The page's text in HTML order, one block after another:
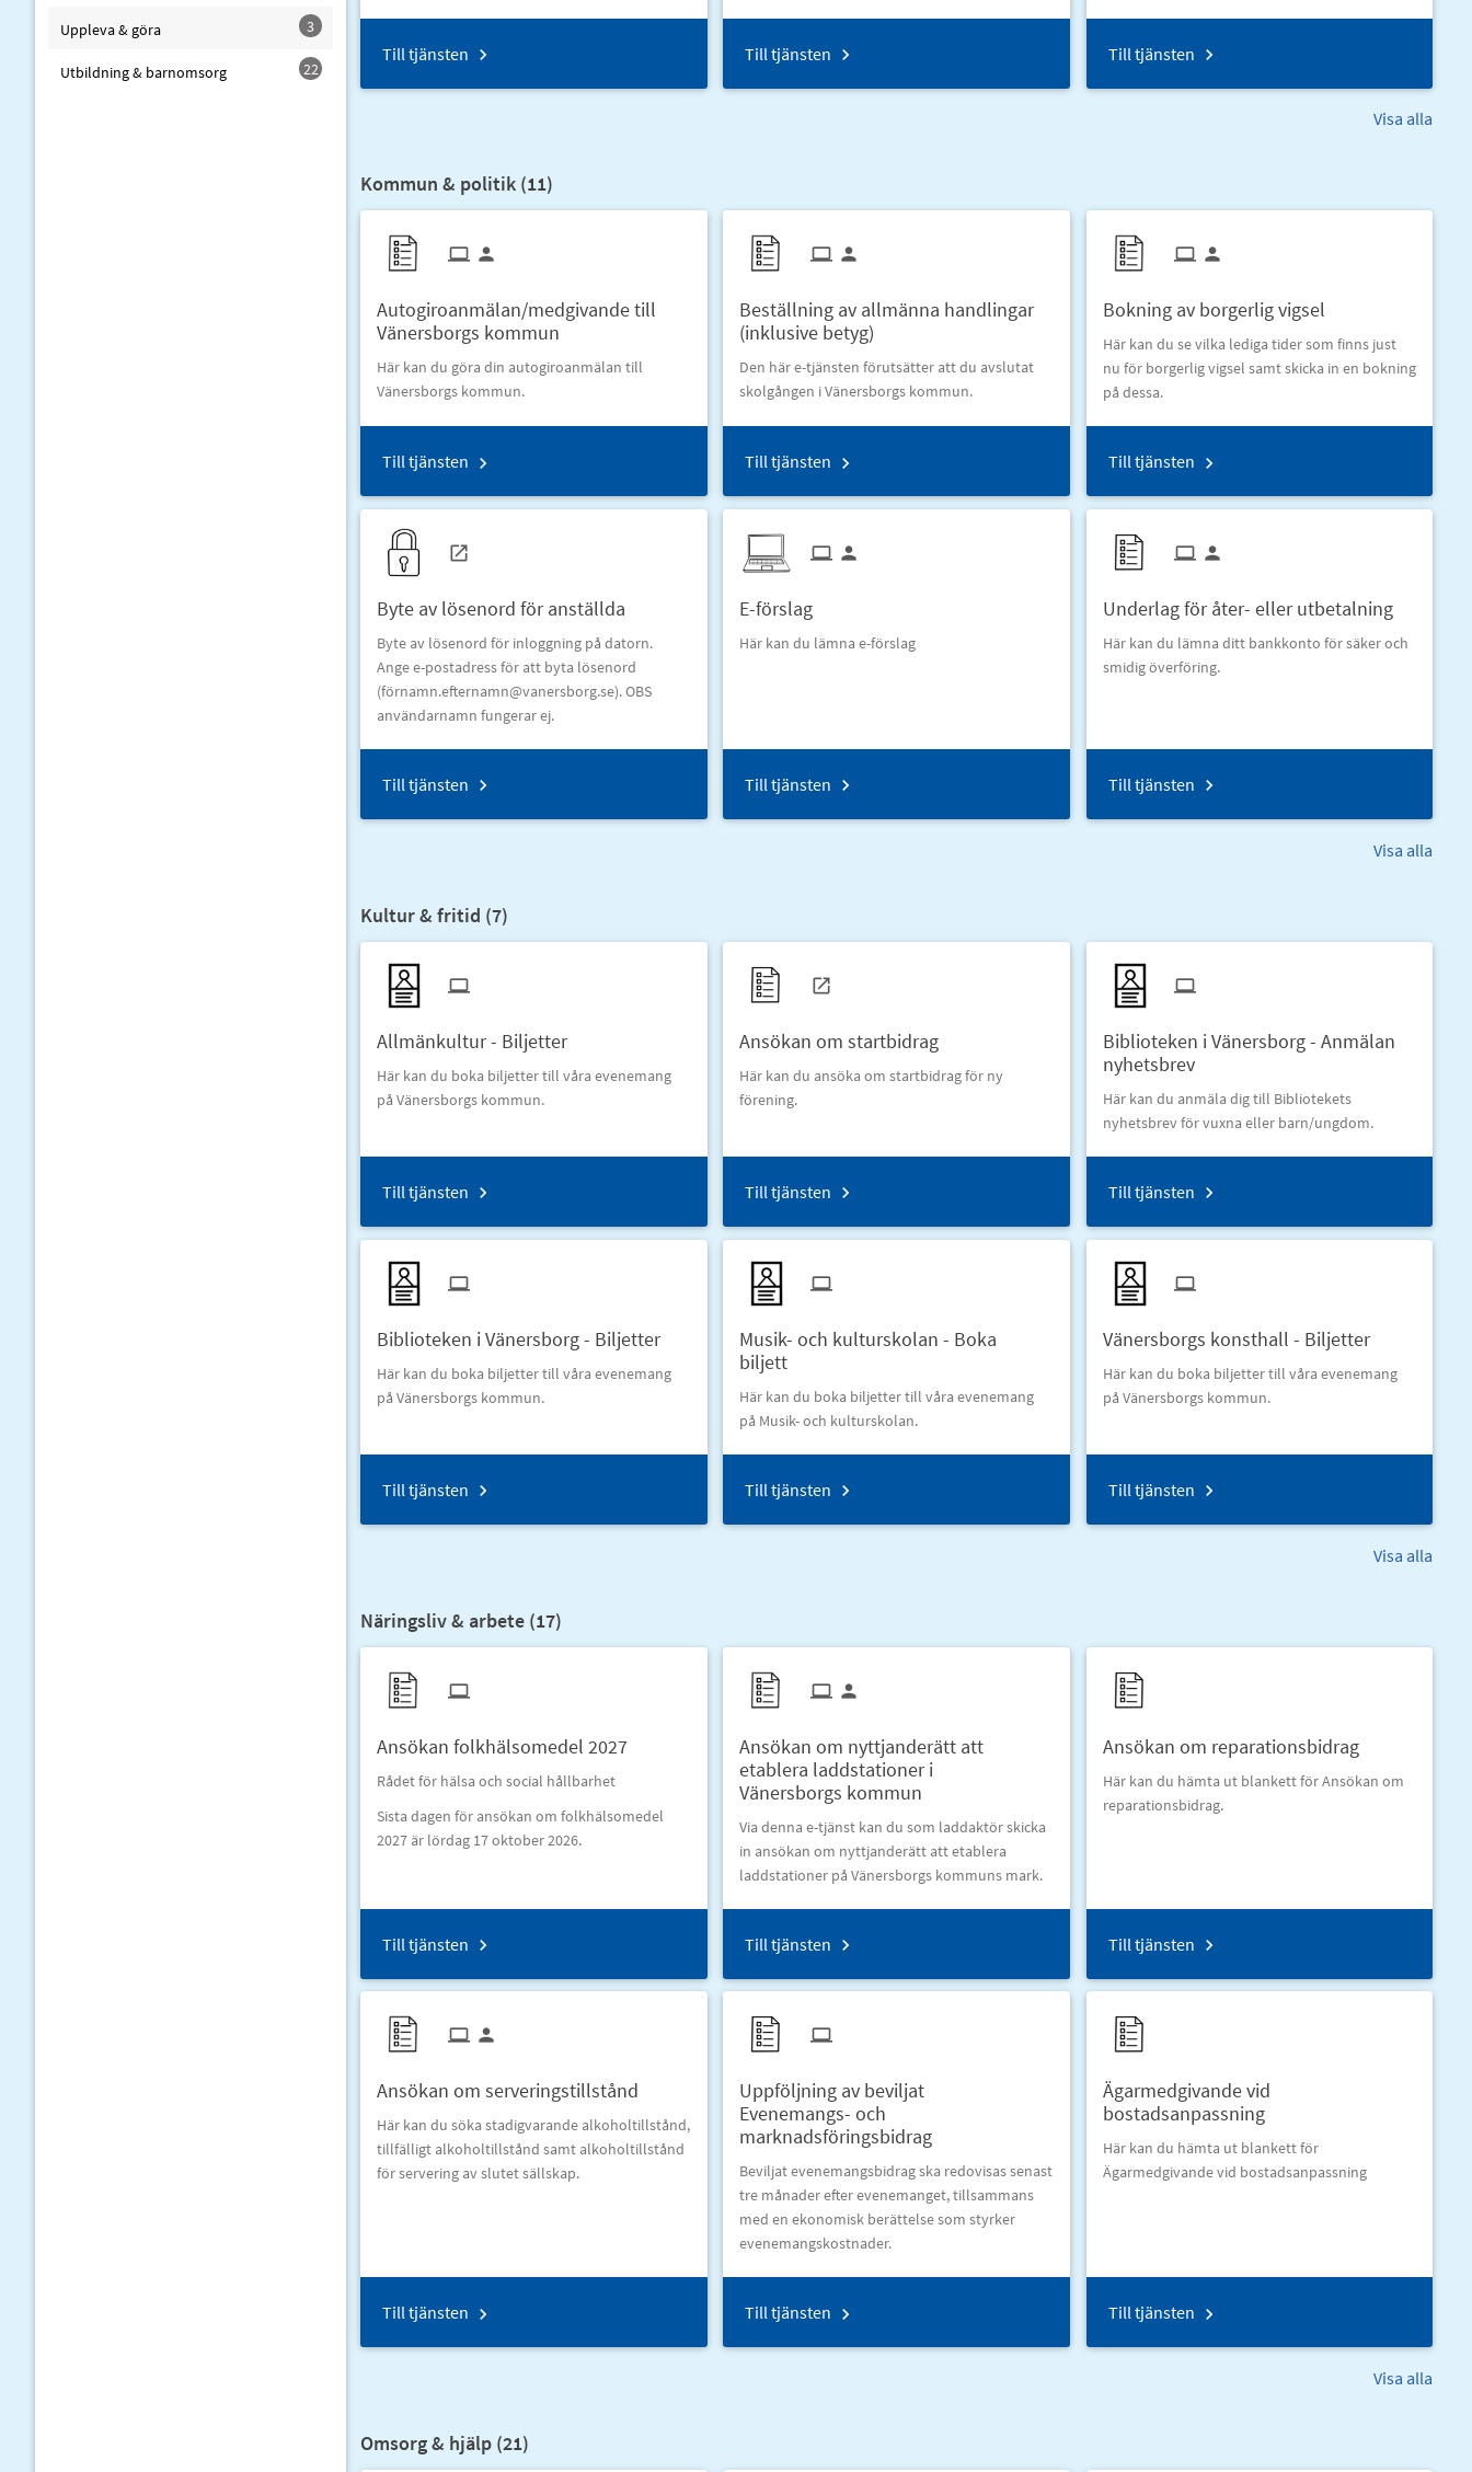
Uppleva & göra 3
Utbildning & barnomsorg 22
Till tjänsten Till tjänsten Till tjänsten
Visa alla
Kommun & politik (11)
Autogiroanmälan/medgivande till
Vänersborgs kommun
Här kan du göra din autogiroanmälan till
Vänersborgs kommun.
Till tjänsten
Beställning av allmänna handlingar
(inklusive betyg)
Den här e-tjänsten förutsätter att du avslutat
skolgången i Vänersborgs kommun.
Till tjänsten
Bokning av borgerlig vigsel
Här kan du se vilka lediga tider som finns just
nu för borgerlig vigsel samt skicka in en bokning
på dessa.
Till tjänsten
Byte av lösenord för anställda
Byte av lösenord för inloggning på datorn.
Ange e-postadress för att byta lösenord
(förnamn.efternamn@vanersborg.se). OBS
användarnamn fungerar ej.
Till tjänsten
E-förslag
Här kan du lämna e-förslag
Till tjänsten
Underlag för åter- eller utbetalning
Här kan du lämna ditt bankkonto för säker och
smidig överföring.
Till tjänsten
Visa alla
Kultur & fritid (7)
Allmänkultur - Biljetter
Här kan du boka biljetter till våra evenemang
på Vänersborgs kommun.
Till tjänsten
Ansökan om startbidrag
Här kan du ansöka om startbidrag för ny
förening.
Till tjänsten
Biblioteken i Vänersborg - Anmälan
nyhetsbrev
Här kan du anmäla dig till Bibliotekets
nyhetsbrev för vuxna eller barn/ungdom.
Till tjänsten
Biblioteken i Vänersborg - Biljetter
Här kan du boka biljetter till våra evenemang
på Vänersborgs kommun.
Till tjänsten
Musik- och kulturskolan - Boka
biljett
Här kan du boka biljetter till våra evenemang
på Musik- och kulturskolan.
Till tjänsten
Vänersborgs konsthall - Biljetter
Här kan du boka biljetter till våra evenemang
på Vänersborgs kommun.
Till tjänsten
Visa alla
Näringsliv & arbete (17)
Ansökan folkhälsomedel 2027
Rådet för hälsa och social hållbarhet
Sista dagen för ansökan om folkhälsomedel
2027 är lördag 17 oktober 2026.
Till tjänsten
Ansökan om nyttjanderätt att
etablera laddstationer i
Vänersborgs kommun
Via denna e-tjänst kan du som laddaktör skicka
in ansökan om nyttjanderätt att etablera
laddstationer på Vänersborgs kommuns mark.
Till tjänsten
Ansökan om reparationsbidrag
Här kan du hämta ut blankett för Ansökan om
reparationsbidrag.
Till tjänsten
Ansökan om serveringstillstånd
Här kan du söka stadigvarande alkoholtillstånd,
tillfälligt alkoholtillstånd samt alkoholtillstånd
för servering av slutet sällskap.
Till tjänsten
Uppföljning av beviljat
Evenemangs- och
marknadsföringsbidrag
Beviljat evenemangsbidrag ska redovisas senast
tre månader efter evenemanget, tillsammans
med en ekonomisk berättelse som styrker
evenemangskostnader.
Till tjänsten
Ägarmedgivande vid
bostadsanpassning
Här kan du hämta ut blankett för
Ägarmedgivande vid bostadsanpassning
Till tjänsten
Visa alla
Omsorg & hjälp (21)